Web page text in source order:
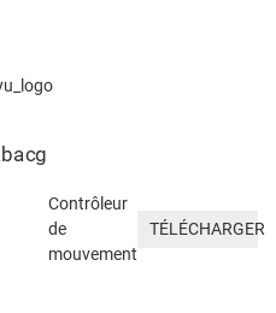
Contrôleur
de
mouvement
TÉLÉCHARGER